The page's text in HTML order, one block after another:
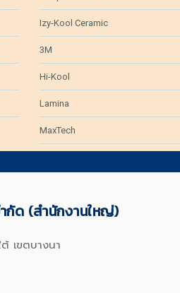
Izy-Kool Ceramic
3M
Hi-Kool
Lamina
MaxTech
กัด (สำนักงานใหญ่)
เขตบางนา